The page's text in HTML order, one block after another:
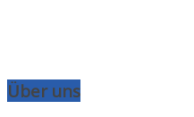
Über uns